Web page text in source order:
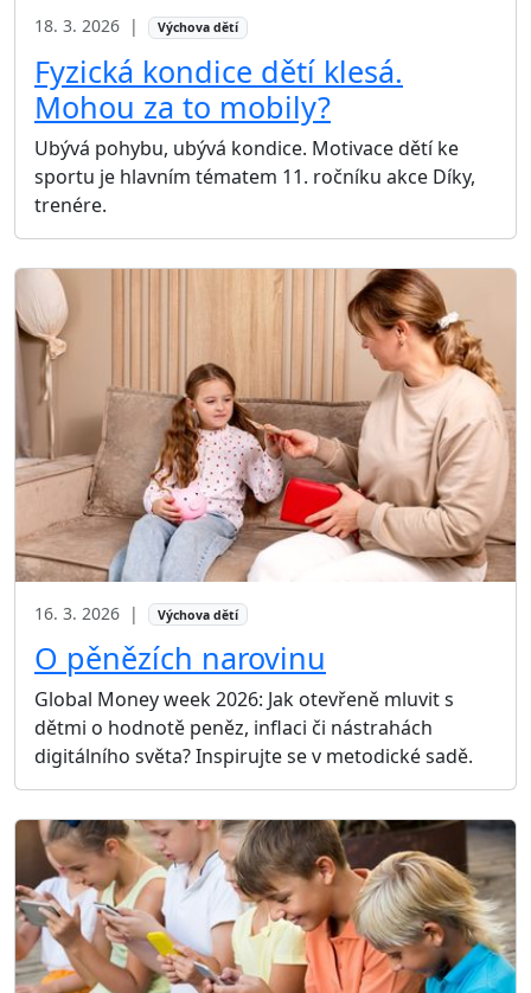
18. 3. 2026 | Výchova dětí
Fyzická kondice dětí klesá.
Mohou za to mobily?
Ubývá pohybu, ubývá kondice. Motivace dětí ke
sportu je hlavním tématem 11. ročníku akce Díky,
trenére.
16. 3. 2026 | Výchova dětí
O pěnězích narovinu
Global Money week 2026: Jak otevřeně mluvit s
dětmi o hodnotě peněz, inflaci či nástrahách
digitálního světa? Inspirujte se v metodické sadě.